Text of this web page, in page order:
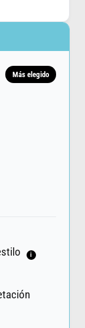
Más elegido
i